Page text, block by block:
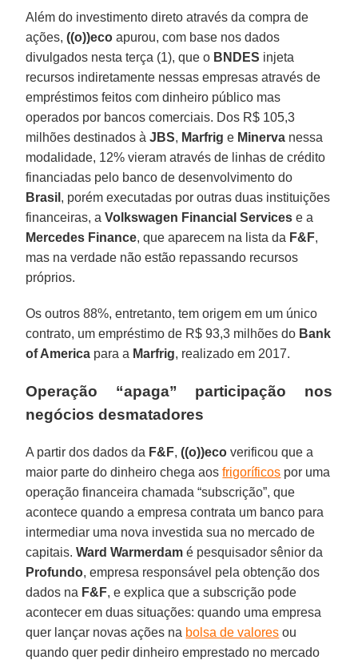
Além do investimento direto através da compra de
ações, ((o))eco apurou, com base nos dados
divulgados nesta terça (1), que o BNDES injeta
recursos indiretamente nessas empresas através de
empréstimos feitos com dinheiro público mas
operados por bancos comerciais. Dos R$ 105,3
milhões destinados àJBS, Marfrig e Minerva nessa
modalidade, 12% vieram através de linhas de crédito
financiadas pelo banco de desenvolvimento do
Brasil , porém executadas por outras duas instituições
financeiras, aVolkswagen Financial Services e a
Mercedes Finance, que aparecem na lista da F&F,
mas na verdade não estão repassando recursos
próprios.
Os outros 88%, entretanto, tem origem em um único
contrato, um empréstimo de R$ 93,3 milhões do Bank
of America para a Marfrig, realizado em 2017.
Operação “apaga” participação nos
negócios desmatadores
A partir dos dados da F&F,((o))eco verificou que a
maior parte do dinheiro chega aosfrigoríficos por uma
operação financeira chamada “subscrição”, que
acontece quando a empresa contrata um banco para
intermediar uma nova investida sua no mercado de
capitais.Ward Warmerdam é pesquisador sênior da
Profundo, empresa responsável pela obtenção dos
dados na F&F, e explica que a subscrição pode
acontecer em duas situações: quando uma empresa
quer lançar novas ações na bolsa de valores ou
quando quer pedir dinheiro emprestado no mercado